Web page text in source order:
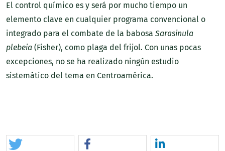
El control químico es y será por mucho tiempo un
elemento clave en cualquier programa convencional o
integrado para el combate de la babosa Sarasinula
plebeia (Fisher), como plaga del frijol. Con unas pocas
excepciones, no se ha realizado ningún estudio
sistemático del tema en Centroamérica.